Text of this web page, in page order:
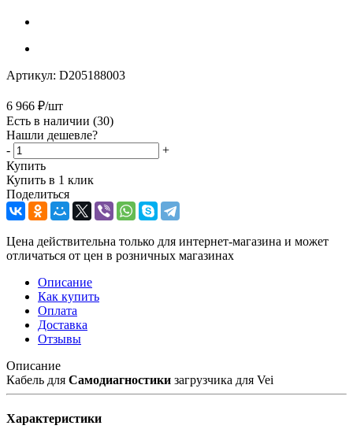
Артикул: D205188003
6 966 ₽/шт
Есть в наличии (30)
Нашли дешевле?
-
+
Купить
Купить в 1 клик
Поделиться
Цена действительна только для интернет-магазина и может
отличаться от цен в розничных магазинах
Описание
Как купить
Оплата
Доставка
Отзывы
Описание
Кабель для Самодиагностики загрузчика для Vei
Характеристики